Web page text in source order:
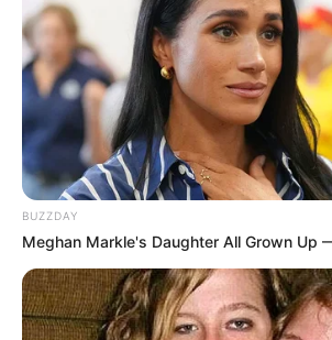
8 Kata Lucu Seputar Malam
Minggu ala Jomblo yang Bikin
Ngenes
BUZZDAY
Meghan Markle's Daughter All Grown Up